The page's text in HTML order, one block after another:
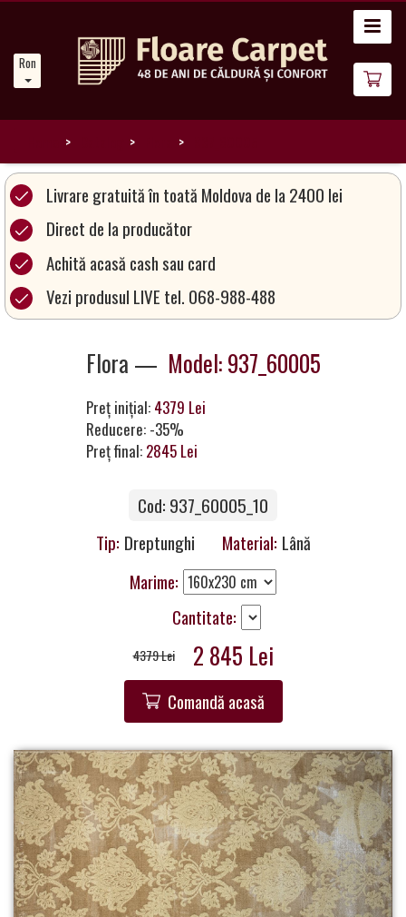
Romanian
Noutăți
Catalog
covoare
Magia
Covoarelor
Livrare gratuită în toată Moldova de la 2400 lei
Direct de la producător
Achită acasă cash sau card
Vezi produsul LIVE tel. 068-988-488
Flora — Model: 937_60005
Preț inițial: 4379 Lei
Reducere: -35%
Preț final: 2845 Lei
Cod: 937_60005_10
Tip: Dreptunghi Material: Lână
Marime:
Cantitate:
4379 Lei 2 845 Lei
Comandă acasă